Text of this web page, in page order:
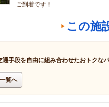
ご到着です！
この施
通手段を自由に組み合わせたおトクな
覧へ